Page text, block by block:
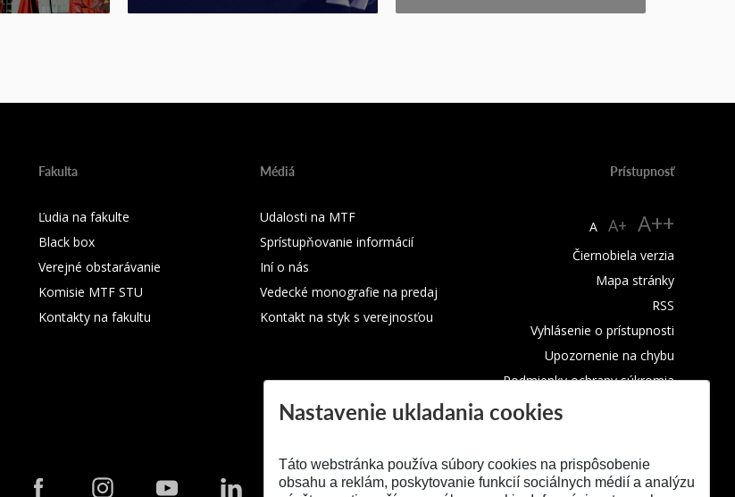
Fakulta
Ľudia na fakulte
Black box
Verejné obstarávanie
Komisie MTF STU
Kontakty na fakultu
Médiá
Udalosti na MTF
Sprístupňovanie informácií
Iní o nás
Vedecké monografie na predaj
Kontakt na styk s verejnosťou
Prístupnosť
A A+ A++
Čiernobiela verzia
Mapa stránky
RSS
Vyhlásenie o prístupnosti
Upozornenie na chybu
Podmienky ochrany súkromia
Nastavenie ukladania cookies
Táto webstránka používa súbory cookies na prispôsobenie
obsahu a reklám, poskytovanie funkcií sociálnych médií a analýzu